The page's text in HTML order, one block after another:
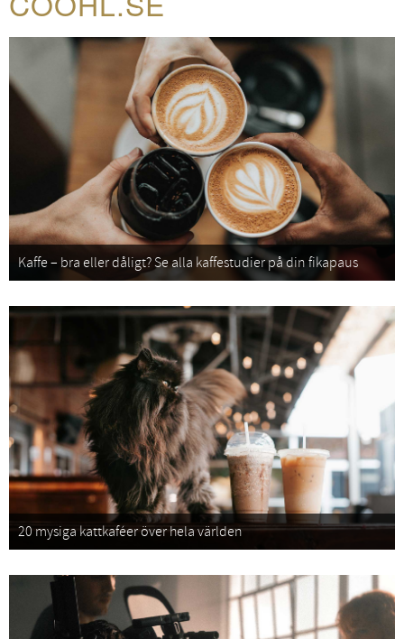
Kaffe – bra eller dåligt? Se alla kaffestudier på din fikapaus
20 mysiga kattkaféer över hela världen